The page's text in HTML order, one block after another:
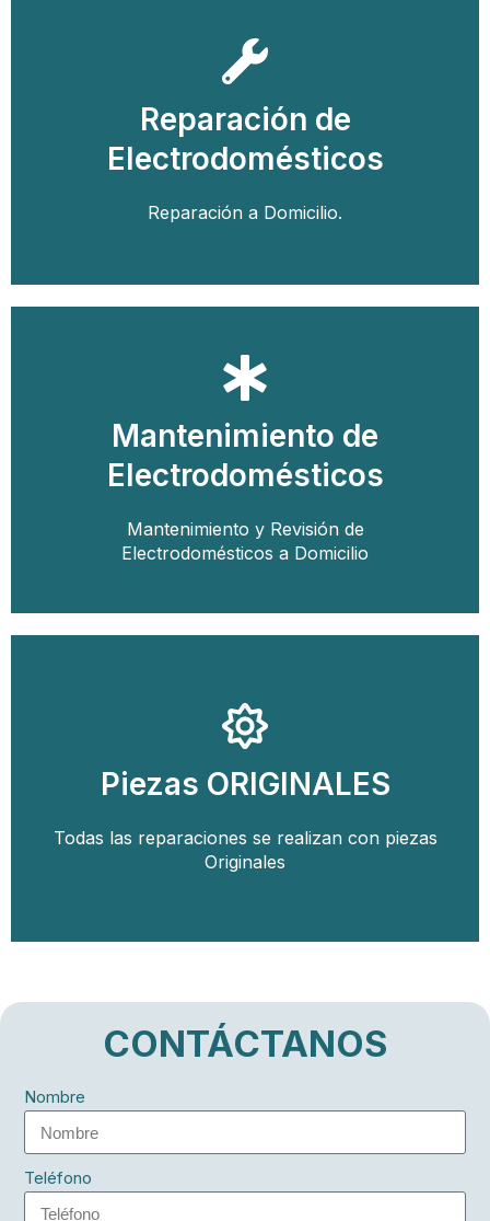
Reparación de
Electrodomésticos
Reparación a Domicilio.
Reparación de
Electrodomésticos
Llamar y Solicitar Técnico
Llamar
Mantenimiento de
Electrodomésticos
Mantenimiento y Revisión de
Electrodomésticos a Domicilio
Mantenimiento de
Solicitar Cita con un Técnico
Llamar
Piezas ORIGINALES
Todas las reparaciones se realizan con piezas
Originales
Piezas Originales
Solicitar Presupuesto con un Técnico
Llamar
CONTÁCTANOS
Nombre
Teléfono